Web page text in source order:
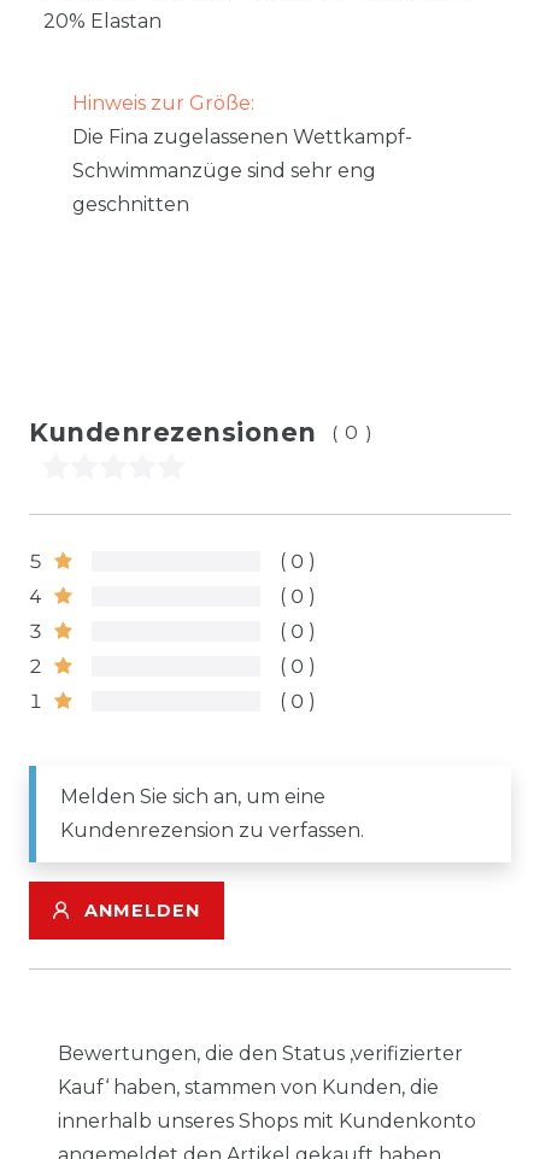
20% Elastan
Hinweis zur Größe:
Die Fina zugelassenen Wettkampf-
Schwimmanzüge sind sehr eng
geschnitten
Kundenrezensionen (0)
5
0
4
0
3
0
2
0
1
0
Melden Sie sich an, um eine
Kundenrezension zu verfassen.
ANMELDEN
Bewertungen, die den Status ‚verifizierter
Kauf‘ haben, stammen von Kunden, die
innerhalb unseres Shops mit Kundenkonto